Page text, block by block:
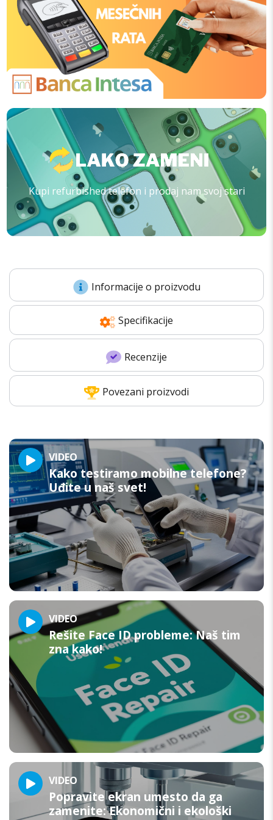
Kupi refurbished telefon i prodaj nam svoj stari
Informacije o proizvodu
Specifikacije
Recenzije
Povezani proizvodi
VIDEO
Kako testiramo mobilne telefone?
Uđite u naš svet!
VIDEO
Rešite Face ID probleme: Naš tim
zna kako!
VIDEO
Popravite ekran umesto da ga
zamenite: Ekonomični i ekološki